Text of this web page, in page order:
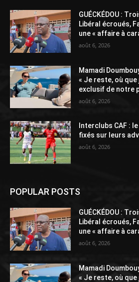
GUÉCKÉDOU :
Libéral écroués,
une « affaire à
août 6, 2026
Mamadi
« Je reste, où
exclusif de notre
août 6, 2026
Interclubs CAF :
fixés sur leurs
août 6, 2026
POPULAR POSTS
GUÉCKÉDOU :
Libéral écroués,
une « affaire à
août 6, 2026
Mamadi
« Je reste, où